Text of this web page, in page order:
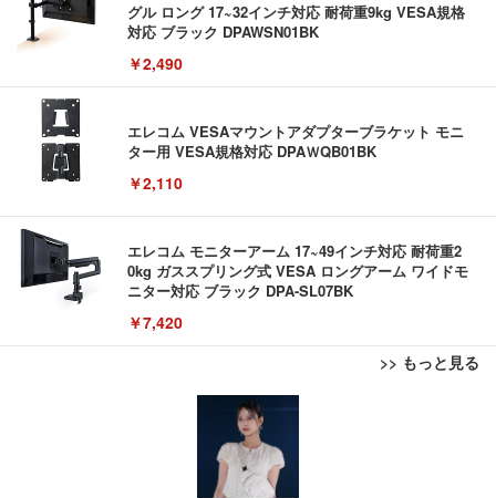
グル ロング 17~32インチ対応 耐荷重9kg VESA規格
対応 ブラック DPAWSN01BK
￥2,490
エレコム VESAマウントアダプターブラケット モニ
ター用 VESA規格対応 DPAＷQB01BK
￥2,110
エレコム モニターアーム 17~49インチ対応 耐荷重2
0kg ガススプリング式 VESA ロングアーム ワイドモ
ニター対応 ブラック DPA-SL07BK
￥7,420
>> もっと見る
外付けHDD 3TB ポータブルハードディスク USB3.0/
エレコム 充電器 Type-C USB-C 20W USB PD対応
ケーブル一体型 1.5m PSE認証品 GaN採用 折りたた
み式プラグ しろちゃん 【 iPhone16 15 等対応】 E
【ミニPC 最強 ゲーミング PC】GMKtec NucBox K
8 PlusミニPCゲーミング AMD R7 8845HS搭載 【R
9 7940HS/8745HS/H255より上位】Radeon 780M | 1
28GB DDR5拡張可能 32GB DDR5+1TB SSD |Oculi
nk・USB4.0×2 | Win11 Pro 5.1GHz | Win11 Pro | 8